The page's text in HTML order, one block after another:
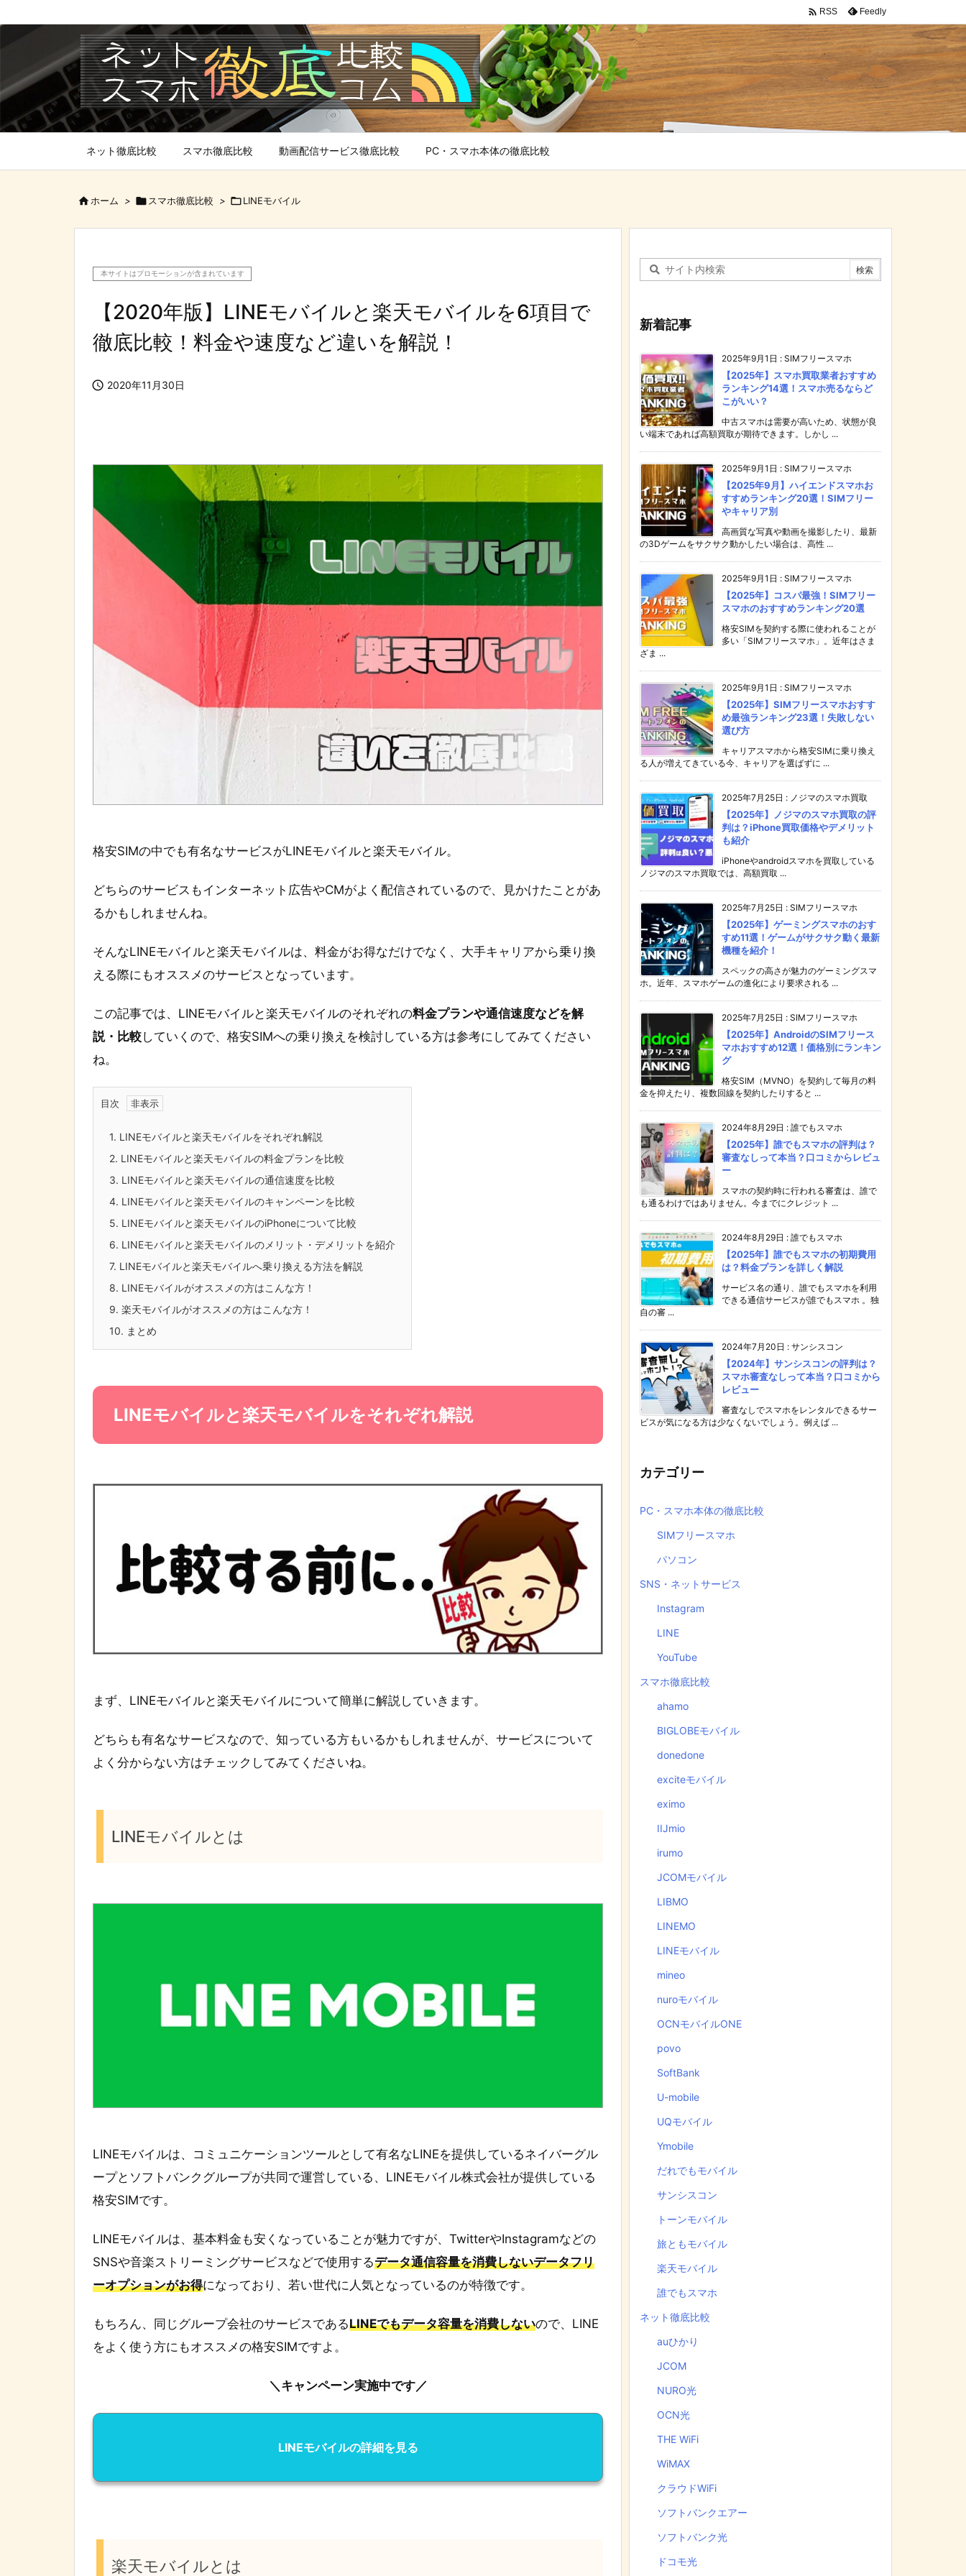
ネット徹底比較 スマホ徹底比較 動画配信サービス徹底比較 PC・スマホ本体の徹底比較
 RSS Feedly
ホーム >  スマホ徹底比較 > LINEモバイル
本サイトはプロモーションが含まれています
【2020年版】LINEモバイルと楽天モバイルを6項目で
徹底比較！料金や速度など違いを解説！
 2020年11月30日
格安SIMの中でも有名なサービスがLINEモバイルと楽天モバイル。
どちらのサービスもインターネット広告やCMがよく配信されているので、見かけたことがあ
るかもしれませんね。
そんなLINEモバイルと楽天モバイルは、料金がお得なだけでなく、大手キャリアから乗り換
える際にもオススメのサービスとなっています。
この記事では、LINEモバイルと楽天モバイルのそれぞれの料金プランや通信速度などを解
説・比較していくので、格安SIMへの乗り換えを検討している方は参考にしてみてください
ね。
目次
1. LINEモバイルと楽天モバイルをそれぞれ解説
2. LINEモバイルと楽天モバイルの料金プランを比較
3. LINEモバイルと楽天モバイルの通信速度を比較
4. LINEモバイルと楽天モバイルのキャンペーンを比較
5. LINEモバイルと楽天モバイルのiPhoneについて比較
6. LINEモバイルと楽天モバイルのメリット・デメリットを紹介
7. LINEモバイルと楽天モバイルへ乗り換える方法を解説
8. LINEモバイルがオススメの方はこんな方！
9. 楽天モバイルがオススメの方はこんな方！
10. まとめ
LINEモバイルと楽天モバイルをそれぞれ解説
まず、LINEモバイルと楽天モバイルについて簡単に解説していきます。
どちらも有名なサービスなので、知っている方もいるかもしれませんが、サービスについて
よく分からない方はチェックしてみてくださいね。
LINEモバイルとは
LINEモバイルは、コミュニケーションツールとして有名なLINEを提供しているネイバーグル
ープとソフトバンクグループが共同で運営している、LINEモバイル株式会社が提供している
格安SIMです。
LINEモバイルは、基本料金も安くなっていることが魅力ですが、TwitterやInstagramなどの
SNSや音楽ストリーミングサービスなどで使用するデータ通信容量を消費しないデータフリ
ーオプションがお得になっており、若い世代に人気となっているのが特徴です。
もちろん、同じグループ会社のサービスであるLINEでもデータ容量を消費しないので、LINE
をよく使う方にもオススメの格安SIMですよ。
＼キャンペーン実施中です／
LINEモバイルの詳細を見る
楽天モバイルとは
新着記事
2025年9月1日 : SIMフリースマホ
【2025年】スマホ買取業者おすすめ
ランキング14選！スマホ売るならど
こがいい？
中古スマホは需要が高いため、状態が良
い端末であれば高額買取が期待できます。しかし ...
2025年9月1日 : SIMフリースマホ
【2025年9月】ハイエンドスマホお
すすめランキング20選！SIMフリー
やキャリア別
高画質な写真や動画を撮影したり、最新
の3Dゲームをサクサク動かしたい場合は、高性 ...
2025年9月1日 : SIMフリースマホ
【2025年】コスパ最強！SIMフリー
スマホのおすすめランキング20選
格安SIMを契約する際に使われることが
多い「SIMフリースマホ」。近年はさま
ざま ...
2025年9月1日 : SIMフリースマホ
【2025年】SIMフリースマホおすす
め最強ランキング23選！失敗しない
選び方
キャリアスマホから格安SIMに乗り換え
る人が増えてきている今、キャリアを選ばずに ...
2025年7月25日 : ノジマのスマホ買取
【2025年】ノジマのスマホ買取の評
判は？iPhone買取価格やデメリット
も紹介
iPhoneやandroidスマホを買取している
ノジマのスマホ買取では、高額買取 ...
2025年7月25日 : SIMフリースマホ
【2025年】ゲーミングスマホのおす
すめ11選！ゲームがサクサク動く最新
機種を紹介！
スペックの高さが魅力のゲーミングスマ
ホ。近年、スマホゲームの進化により要求される ...
2025年7月25日 : SIMフリースマホ
【2025年】AndroidのSIMフリース
マホおすすめ12選！価格別にランキン
グ
格安SIM（MVNO）を契約して毎月の料
金を抑えたり、複数回線を契約したりすると ...
2024年8月29日 : 誰でもスマホ
【2025年】誰でもスマホの評判は？
審査なしって本当？口コミからレビュ
ー
スマホの契約時に行われる審査は、誰で
も通るわけではありません。今までにクレジット ...
2024年8月29日 : 誰でもスマホ
【2025年】誰でもスマホの初期費用
は？料金プランを詳しく解説
サービス名の通り、誰でもスマホを利用
できる通信サービスが誰でもスマホ 。独
自の審 ...
2024年7月20日 : サンシスコン
【2024年】サンシスコンの評判は？
スマホ審査なしって本当？口コミから
レビュー
審査なしでスマホをレンタルできるサー
ビスが気になる方は少なくないでしょう。例えば ...
カテゴリー
PC・スマホ本体の徹底比較
SIMフリースマホ
パソコン
SNS・ネットサービス
Instagram
LINE
YouTube
スマホ徹底比較
ahamo
BIGLOBEモバイル
donedone
exciteモバイル
eximo
IIJmio
irumo
JCOMモバイル
LIBMO
LINEMO
LINEモバイル
mineo
nuroモバイル
OCNモバイルONE
povo
SoftBank
U-mobile
UQモバイル
Ymobile
だれでもモバイル
サンシスコン
トーンモバイル
旅ともモバイル
楽天モバイル
誰でもスマホ
ネット徹底比較
auひかり
JCOM
NURO光
OCN光
THE WiFi
WiMAX
クラウドWiFi
ソフトバンクエアー
ソフトバンク光
ドコモ光